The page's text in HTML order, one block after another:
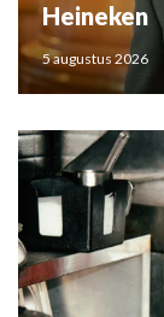
Heineken
5 augustus 2026